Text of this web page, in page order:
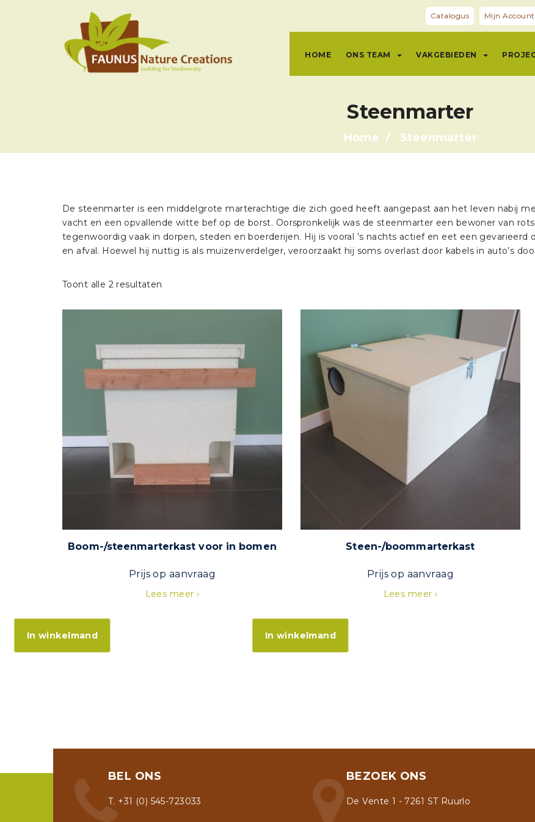
Catalogus Mijn Account
HOME ONS TEAM VAKGEBIEDEN
Steenmarter
Home Steenmarter
De steenmarter is een middelgrote marterachtige die zich goed heeft aangepast aan het leven nabij
vacht en een opvallende witte bef op de borst. Oorspronkelijk was de steenmarter een bewoner van
tegenwoordig vaak in dorpen, steden en boerderijen. Hij is vooral ’s nachts actief en eet een
en afval. Hoewel hij nuttig is als muizenverdelger, veroorzaakt hij soms overlast door kabels in auto’s
Toont alle 2 resultaten
Boom-/steenmarterkast voor in bomen
Prijs op aanvraag
Lees meer ›
In winkelmand
Steen-/boommarterkast
Prijs op aanvraag
Lees meer ›
In winkelmand
BEL ONS
T. +31 (0) 545-723033
BEZOEK ONS
De Vente 1 - 7261 ST Ruurlo